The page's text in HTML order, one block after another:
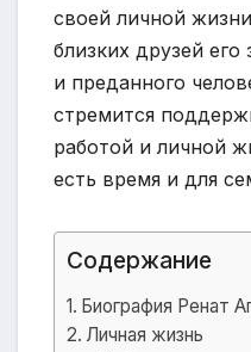
своей личной
близких друзей его
и преданного
стремится
работой и личной
есть время и для
Содержание
Биография Ренат
Личная жизнь